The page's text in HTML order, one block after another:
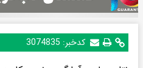
کدخبر: 3074835